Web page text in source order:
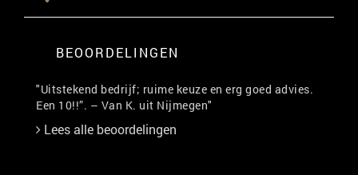
BEOORDELINGEN
"Uitstekend bedrijf; ruime keuze en erg goed advies.
Een 10!!”. – Van K. uit Nijmegen"
Lees alle beoordelingen